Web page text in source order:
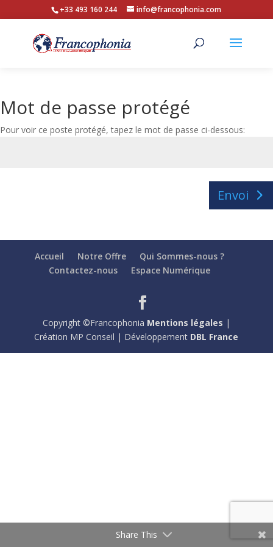
+33 493 160 244 info@francophonia.com
Mot de passe protégé
Pour voir ce poste protégé, tapez le mot de passe ci-dessous:
Envoi
Accueil Notre Offre
Qui Sommes-nous ?
Contactez-nous
Espace Numérique
Copyright ©Francophonia Mentions légales |
Création MP Conseil | Développement DBL France
Share This